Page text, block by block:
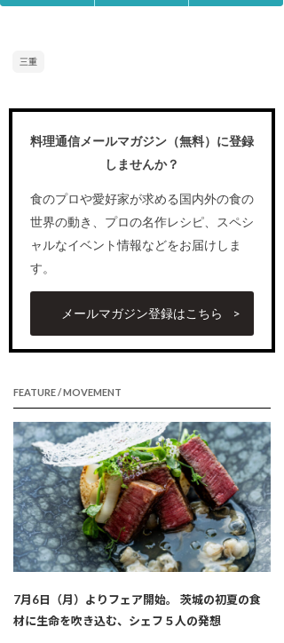
三重
料理通信メールマガジン（無料）に登録
しませんか？
食のプロや愛好家が求める国内外の食の
世界の動き、プロの名作レシピ、スペシ
ャルなイベント情報などをお届けしま
す。
メールマガジン登録はこちら
FEATURE / MOVEMENT
7月6日（月）よりフェア開始。 茨城の初夏の食
材に生命を吹き込む、シェフ５人の発想